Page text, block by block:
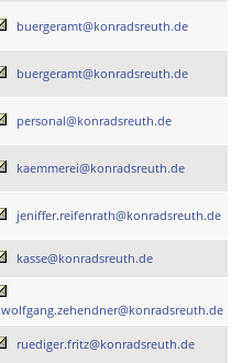
buergeramt@konradsreuth.de
buergeramt@konradsreuth.de
personal@konradsreuth.de
kaemmerei@konradsreuth.de
jeniffer.reifenrath@konradsreuth.de
kasse@konradsreuth.de
wolfgang.zehendner@konradsreuth.de
ruediger.fritz@konradsreuth.de